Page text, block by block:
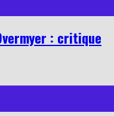
: critique